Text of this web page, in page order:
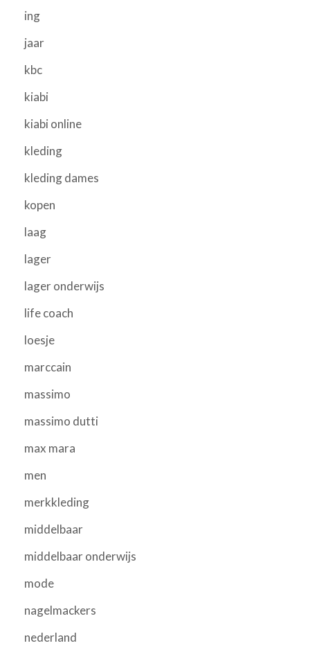
ing
jaar
kbc
kiabi
kiabi online
kleding
kleding dames
kopen
laag
lager
lager onderwijs
life coach
loesje
marccain
massimo
massimo dutti
max mara
men
merkkleding
middelbaar
middelbaar onderwijs
mode
nagelmackers
nederland